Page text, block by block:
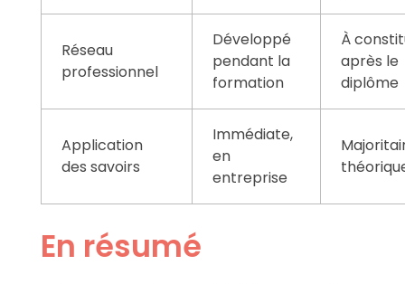
Réseau
professionnel
Développé
pendant la
formation
À
après le
diplôme
Application
des savoirs
Immédiate,
en
entreprise
En résumé